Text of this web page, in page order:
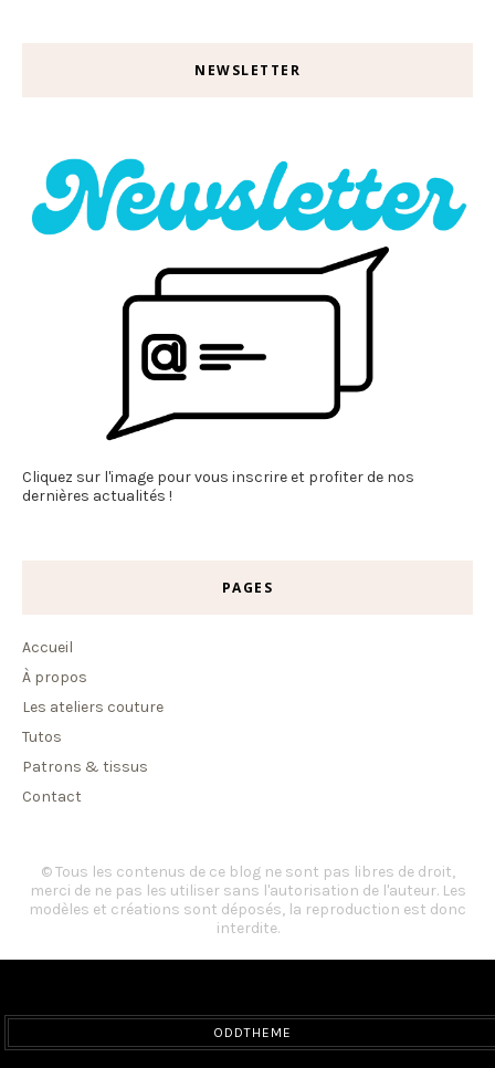
NEWSLETTER
Cliquez sur l'image pour vous inscrire et profiter de nos
dernières actualités !
PAGES
Accueil
À propos
Les ateliers couture
Tutos
Patrons & tissus
Contact
© Tous les contenus de ce blog ne sont pas libres de droit,
merci de ne pas les utiliser sans l'autorisation de l'auteur. Les
modèles et créations sont déposés, la reproduction est donc
interdite.
ODDTHEME